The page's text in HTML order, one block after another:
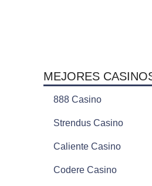
MEJORES
888 Casino
Strendus Casino
Caliente Casino
Codere Casino